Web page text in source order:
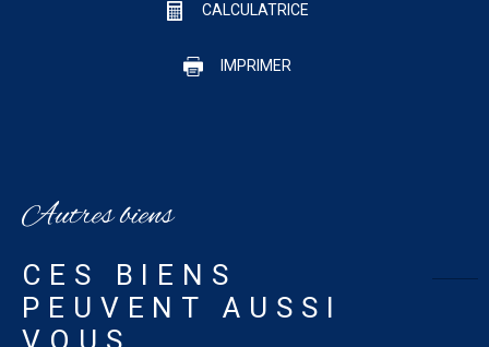
CALCULATRICE
IMPRIMER
Autres biens
CES BIENS
PEUVENT AUSSI
VOUS